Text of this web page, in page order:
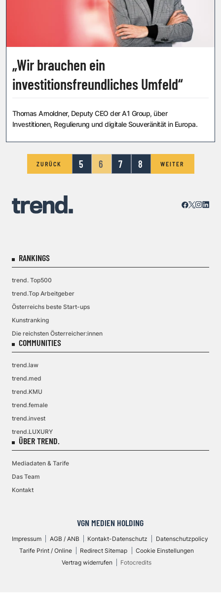
„Wir brauchen ein
investitionsfreundliches Umfeld“
Thomas Arnoldner, Deputy CEO der A1 Group, über
Investitionen, Regulierung und digitale Souveränität in Europa.
ZURÜCK 5 6 7 8 WEITER
RANKINGS
trend. Top500
trend.Top Arbeitgeber
Österreichs beste Start-ups
Kunstranking
Die reichsten Österreicher:innen
COMMUNITIES
trend.law
trend.med
trend.KMU
trend.female
trend.invest
trend.LUXURY
ÜBER TREND.
Mediadaten & Tarife
Das Team
Kontakt
VGN MEDIEN HOLDING
Impressum AGB / ANB Kontakt-Datenschutz
Datenschutzpolicy
Tarife Print / Online
Redirect Sitemap
Cookie Einstellungen
Vertrag widerrufen
Fotocredits